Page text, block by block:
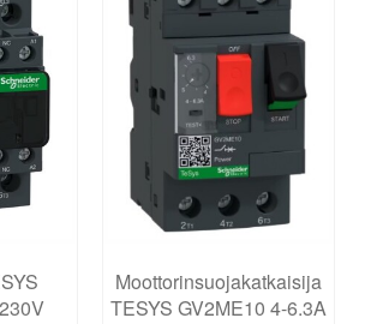
Moottorinsuojakatkaisija
TESYS GV2ME10 4-6.3A